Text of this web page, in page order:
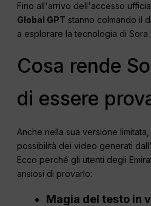
Fino all'arrivo dell'accesso
Global GPT stanno colmando il
a esplorare la tecnologia di
Cosa rende
di essere
Anche nella sua versione
possibilità dei video generati
Ecco perché gli utenti degli
ansiosi di provarlo:
Magia del testo in